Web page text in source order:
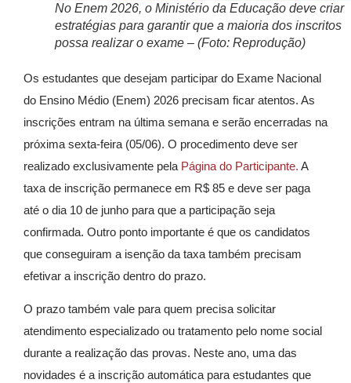
No Enem 2026, o Ministério da Educação deve criar
estratégias para garantir que a maioria dos inscritos
possa realizar o exame – (Foto: Reprodução)
Os estudantes que desejam participar do Exame Nacional
do Ensino Médio (Enem) 2026 precisam ficar atentos. As
inscrições entram na última semana e serão encerradas na
próxima sexta-feira (05/06). O procedimento deve ser
realizado exclusivamente pela Página do Participante. A
taxa de inscrição permanece em R$ 85 e deve ser paga
até o dia 10 de junho para que a participação seja
confirmada. Outro ponto importante é que os candidatos
que conseguiram a isenção da taxa também precisam
efetivar a inscrição dentro do prazo.
O prazo também vale para quem precisa solicitar
atendimento especializado ou tratamento pelo nome social
durante a realização das provas. Neste ano, uma das
novidades é a inscrição automática para estudantes que